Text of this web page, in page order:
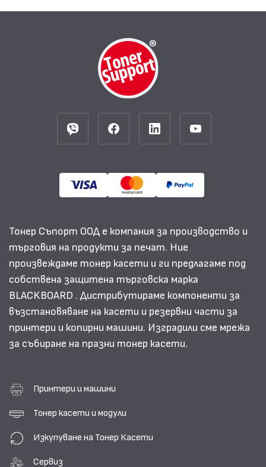
Тонер Съпорт ООД е компания за производство и
търговия на продукти за печат. Ние
произвеждаме тонер касети и ги предлагаме под
собствена защитена търговска марка
BLACKBOARD . Дистрибутираме компоненти за
възстановяване на касети и резервни части за
принтери и копирни машини. Изградили сме мрежа
за събиране на празни тонер касети.
Принтери и машини
Тонер касети и модули
Изкупуване на Тонер Касети
Сервиз